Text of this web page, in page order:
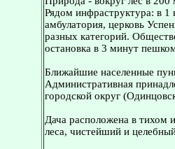
Рядом инфраструктура: в 1
амбулатория, церковь
разных категорий.
остановка в 3 минут
Ближайшие населенные
Административная
городской округ
Дача расположена в тихом
леса, чистейший и